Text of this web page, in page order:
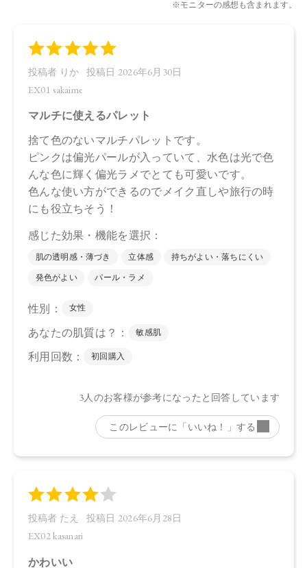
【ご使用方法】
指先またはお手持ちのブラシで適量をとり、頬やフェイスラ
【内容量】
【商品サイズ】
75.0×15.0×75.0㎜
【特定原材料に準ずるもの】
【全成分】
（左上、右上、左下）タルク、スクワラン、シリカ、ジステ
インジカ種子油、グリチルリチン酸2K、セラミドNP、ホホバ
種子油、カニナバラ果実油、トコフェロール、イソステアリ
（右下）ラウリン酸ヘキシル、トリ（カプリル酸/カプリン
酸）グリセリル、炭酸ジカプリリル、シリカ、パルミチン酸
デキストリン、窒化ホウ素、リンゴ酸ジイソステアリル、乳
（Ca/Al）、酸化チタン、マイカ、ホウケイ酸（Ca/Na）、グ
ンジョウ、酸化スズ、酸化鉄
（左上、左下、右下）タルク、スクワラン、シリカ、ジステ